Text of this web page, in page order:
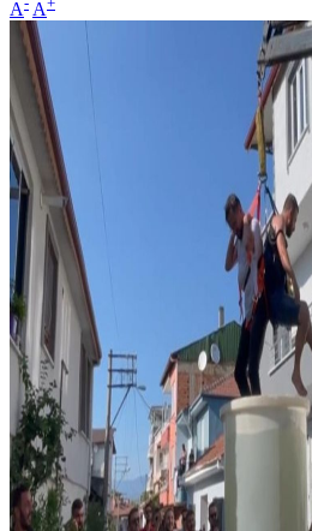
A A